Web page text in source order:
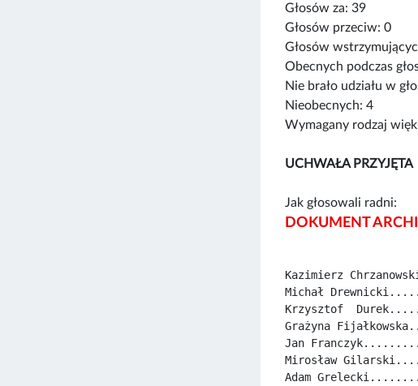
Głosów za: 39
Głosów przeciw: 0
Głosów
Obecnych podczas
Nie brało udziału w
Nieobecnych: 4
Wymagany rodzaj
UCHWAŁA PRZYJĘTA
Jak głosowali radni:
DOKUMENT
Kazimierz
Michał
Krzysztof
Grażyna
Jan
Mirosław
Adam